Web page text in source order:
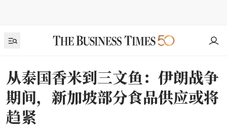
从泰国香米到三文鱼：伊朗战争
期间，新加坡部分食品供应或将
趋紧